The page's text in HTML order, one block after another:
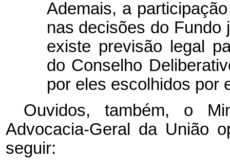
Ademais, a
nas decisões do Fundo
existe previsão legal
do Conselho
por eles escolhidos por
Ouvidos, também, o
Advocacia-Geral da União
seguir: